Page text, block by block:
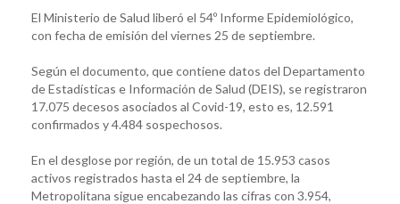
El Ministerio de Salud liberó el 54º Informe Epidemiológico,
con fecha de emisión del viernes 25 de septiembre.
Según el documento, que contiene datos del Departamento
de Estadísticas e Información de Salud (DEIS), se registraron
17.075 decesos asociados al Covid-19, esto es, 12.591
confirmados y 4.484 sospechosos.
En el desglose por región, de un total de 15.953 casos
activos registrados hasta el 24 de septiembre, la
Metropolitana sigue encabezando las cifras con 3.954,